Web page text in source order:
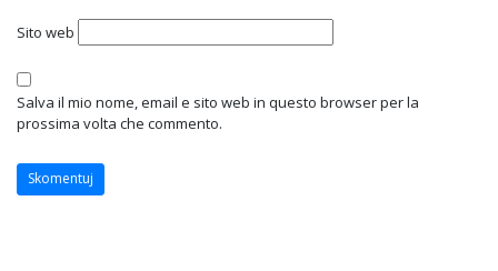
Sito web
Salva il mio nome, email e sito web in questo browser per la
prossima volta che commento.